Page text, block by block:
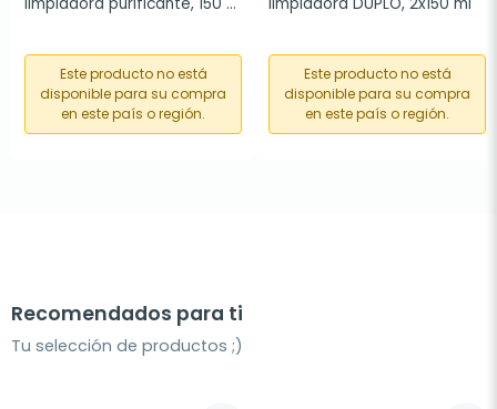
Este producto no está
disponible para su compra
en este país o región.
Este producto no está
disponible para su compra
en este país o región.
Recomendados para ti
Tu selección de productos ;)